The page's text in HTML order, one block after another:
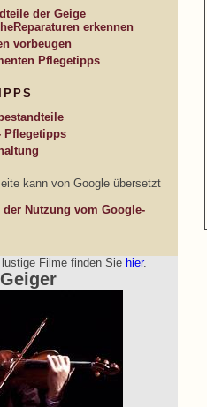
der Geige
Reparaturen erkennen
vorbeugen
Pflegetipps
Pflegetipps
kann von Google übersetzt
der Nutzung vom Google-
Filme finden Sie hier.